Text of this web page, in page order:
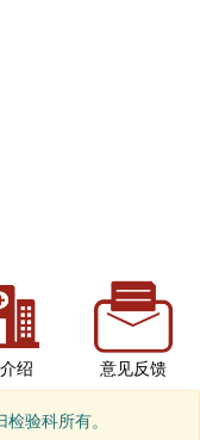
绍 意见反馈
验科所有。